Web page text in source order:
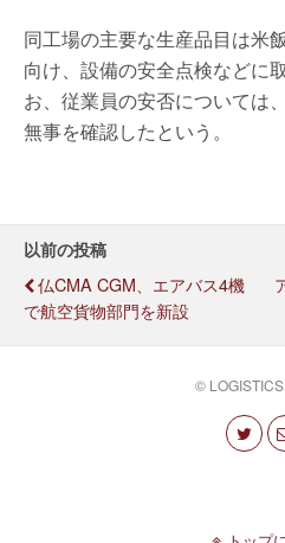
同工場の主要な生産品目は米
向け、設備の安全点検などに
お、従業員の安否については
無事を確認したという。
以前の投稿
仏CMA CGM、エアバス4機
で航空貨物部門を新設
©